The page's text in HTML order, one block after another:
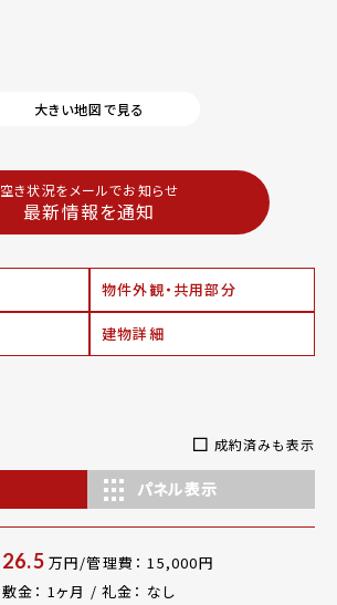
大きい地図で見る
空き状況をメールでお知らせ
最新情報を通知
物件外観・共用部分
建物詳細
成約済みも表示
パネル表示
26.5 万円/管理費： 15,000円
敷金： 1ヶ月 / 礼金： なし